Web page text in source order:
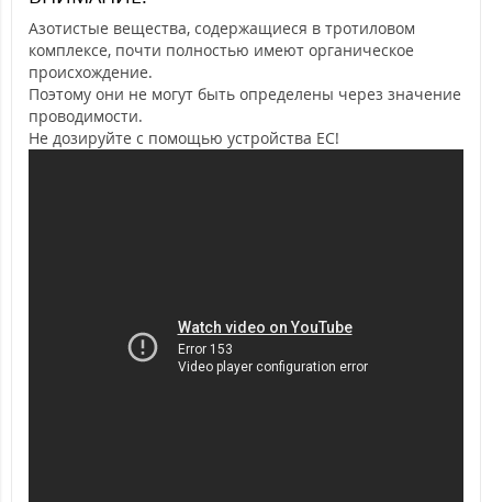
Азотистые вещества, содержащиеся в тротиловом
комплексе, почти полностью имеют органическое
происхождение.
Поэтому они не могут быть определены через значение
проводимости.
Не дозируйте с помощью устройства ЕС!